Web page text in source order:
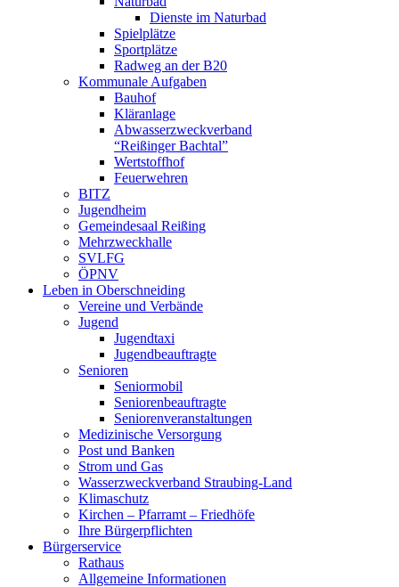
Dienste im Naturbad
Spielplätze
Sportplätze
Radweg an der B20
Kommunale Aufgaben
Bauhof
Kläranlage
Abwasserzweckverband
“Reißinger Bachtal”
Wertstoffhof
Feuerwehren
BITZ
Jugendheim
Gemeindesaal Reißing
Mehrzweckhalle
SVLFG
ÖPNV
Leben in Oberschneiding
Vereine und Verbände
Jugend
Jugendtaxi
Jugendbeauftragte
Senioren
Seniormobil
Seniorenbeauftragte
Seniorenveranstaltungen
Medizinische Versorgung
Post und Banken
Strom und Gas
Wasserzweckverband Straubing-Land
Klimaschutz
Kirchen – Pfarramt – Friedhöfe
Ihre Bürgerpflichten
Bürgerservice
Rathaus
Allgemeine Informationen